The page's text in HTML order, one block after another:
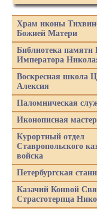
Храм иконы
Божией Матери
Библиотека памяти
Императора
Воскресная школа
Алексия
Паломническая
Иконописная
Курортный отдел
Ставропольского
войска
Петербургская
Казачий Конвой
Страстотерпца